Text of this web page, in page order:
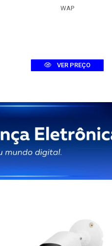
WAP
VER PREÇO